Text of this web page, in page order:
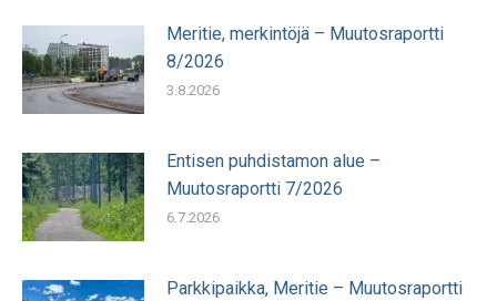
Meritie, merkintöjä – Muutosraportti
8/2026
3.8.2026
Entisen puhdistamon alue –
Muutosraportti 7/2026
6.7.2026
Parkkipaikka, Meritie – Muutosraportti